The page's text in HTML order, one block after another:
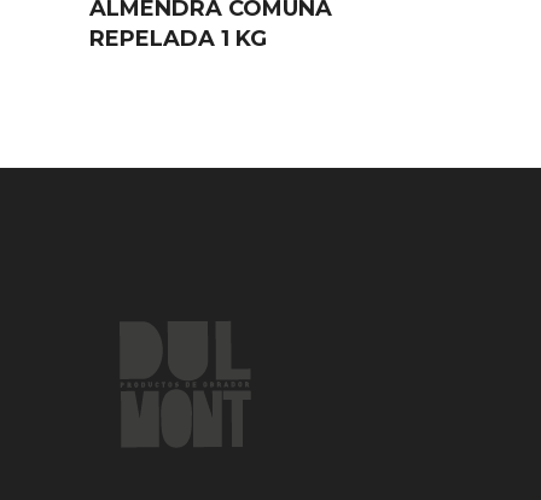
ALMENDRA COMUNA
REPELADA 1 KG